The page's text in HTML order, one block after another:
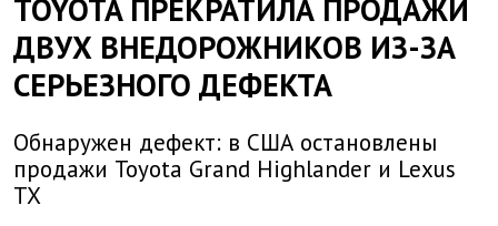
TOYOTA ПРЕКРАТИЛА ПРОДАЖИ
ДВУХ ВНЕДОРОЖНИКОВ ИЗ-ЗА
СЕРЬЕЗНОГО ДЕФЕКТА
Обнаружен дефект: в США остановлены
продажи Toyota Grand Highlander и Lexus
TX